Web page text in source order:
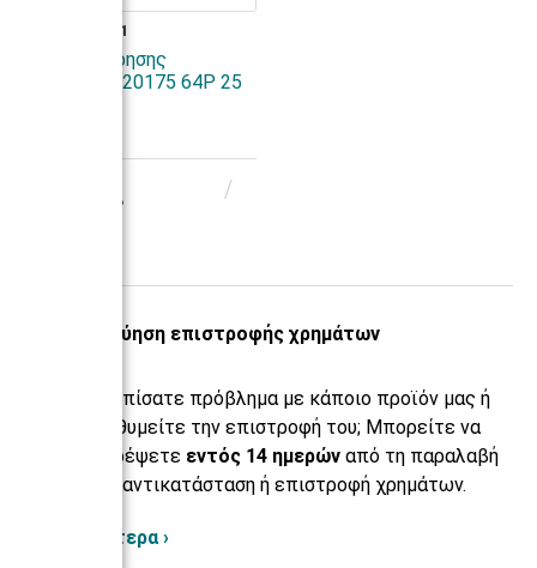
ΚΩΔ. 33000-01
Ταινίες μέτρησης
κρεατινίνης 20175 64P 25
87,90€ + ΦΠΑ 24%
Εγγύηση επιστροφής χρημάτων
Αντιμετωπίσατε πρόβλημα με κάποιο προϊόν μας ή
απλά επιθυμείτε την επιστροφή του; Μπορείτε να
το επιστρέψετε εντός 14 ημερών από τη παραλαβή
του προς αντικατάσταση ή επιστροφή χρημάτων.
Περισσότερα ›